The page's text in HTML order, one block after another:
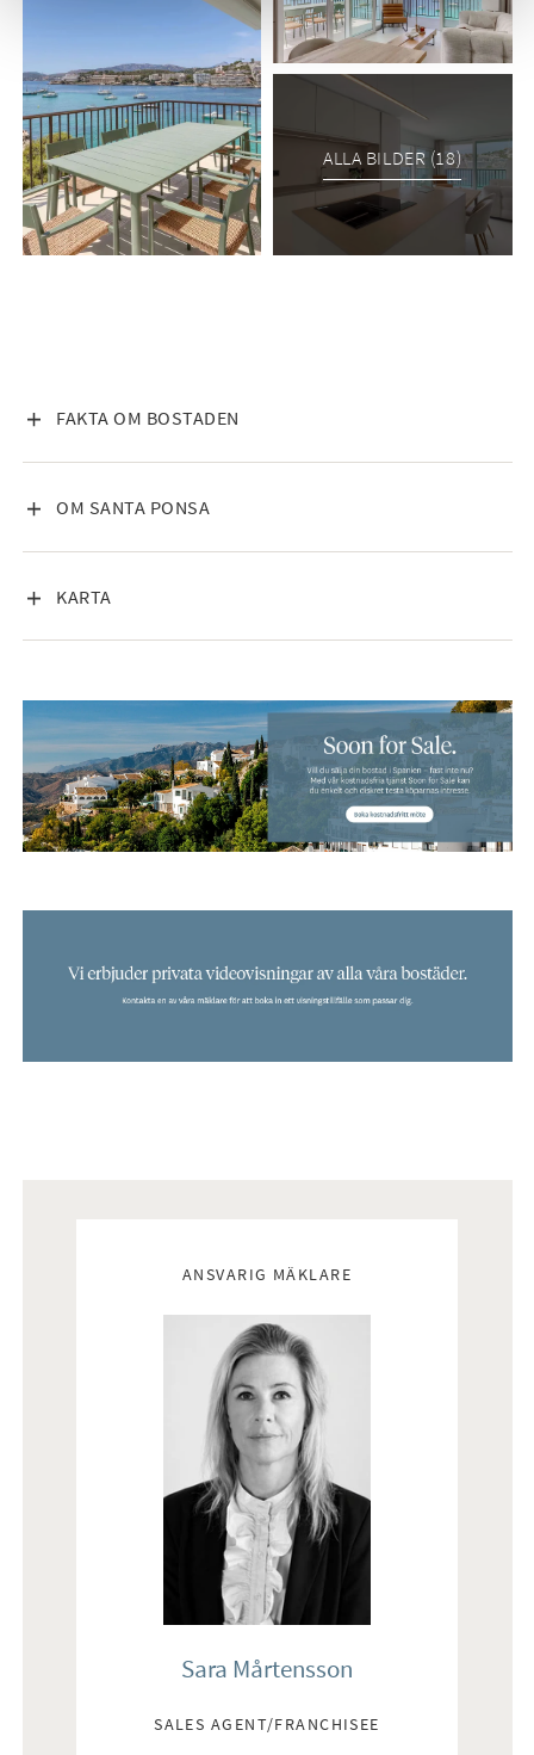
umgänge och avkoppling. Här finns gott om plats för
loungegrupp, solsängar och matplats, samt en pergola som
skapar skugga under dagens varmare timmar. Utsikten är
spektakulär i alla riktningar, med havet, bergen, bukten och
Santa Ponsas kustlandskap som fond.
Läget är något alldeles extra. Man har direkt tillgång till havet
med utomhusdusch, privat badplattform och två stegar ner i
vattnet. Det finns även möjlighet att förtöja en mindre båt
a/c och golvvärme, vilket gör den lika behaglig året runt. De
högkvalitativa tyska fönstren bidrar till god isolering och en
vardagen smidig och bekväm.
med möjlighet till förlängning som ingår. Parkeringsplatserna
ligger cirka 200 m från bostaden.
och nyrenoverat Penthouse med stora privata terrasser,
direkt havstillgång och en av Santa Ponsas mest slående
havsutsikter. En bostad som passar lika väl som exklusivt
semesterboende som permanent hem för den som söker ett
bekvämt, vackert och lättskött boende vid havet.
ALLA BILDER (18)
FAKTA OM BOSTADEN
VISA INNEHÅLL
OM SANTA PONSA
VISA INNEHÅLL
KARTA
VISA INNEHÅLL
ANSVARIG MÄKLARE
Sara Mårtensson
SALES AGENT/FRANCHISEE